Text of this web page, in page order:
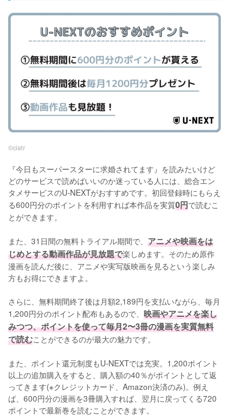
©︎ciatr
『今日もスーパースターに求婚されてます』を読みたいけど
どのサービスで読めばいいのか迷っている人には、総合エン
タメサービスのU-NEXTがおすすめです。初回登録時にもらえ
る600円分のポイントを利用すれば本作品を実質0円で読むこ
とができます。
また、31日間の無料トライアル期間で、 アニメや映画をは
じめとする動画作品が見放題で楽しめます。そのため原作
漫画を読んだ後に、アニメや実写版映画を見るという楽しみ
方もお得にできますよ。
さらに、無料期間終了後は月額2,189円を支払いながら、毎月
1,200円分のポイント配布もあるので、 映画やアニメを楽し
みつつ、ポイントを使って毎月2〜3冊の漫画を実質無料
で読むことができるのが最大の魅力です。
また、ポイント還元制度もU-NEXTでは充実。1,200ポイント
以上の追加購入をすると、購入額の40％がポイントとして返
ってきます(※クレジットカード、Amazon決済のみ)。例え
ば、600円分の漫画を3冊購入すれば、翌月に戻ってくる720
ポイントで最新巻を読むことができます。